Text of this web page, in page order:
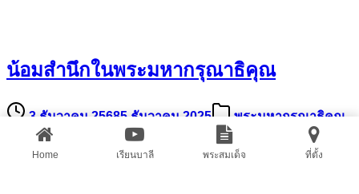
น้อมสำนึกในพระมหากรุณาธิคุณ
3 ธันวาคม 25685 ธันวาคม 2025 พระมหากรุณาธิคุณ
พระบาทสมเด็จพระเจ้าอยู่หัว ทรงพระกรุณาโปรดเกล้า ฯ ให้
Home เรียนบาลี พระสมเด็จ ที่ตั้ง